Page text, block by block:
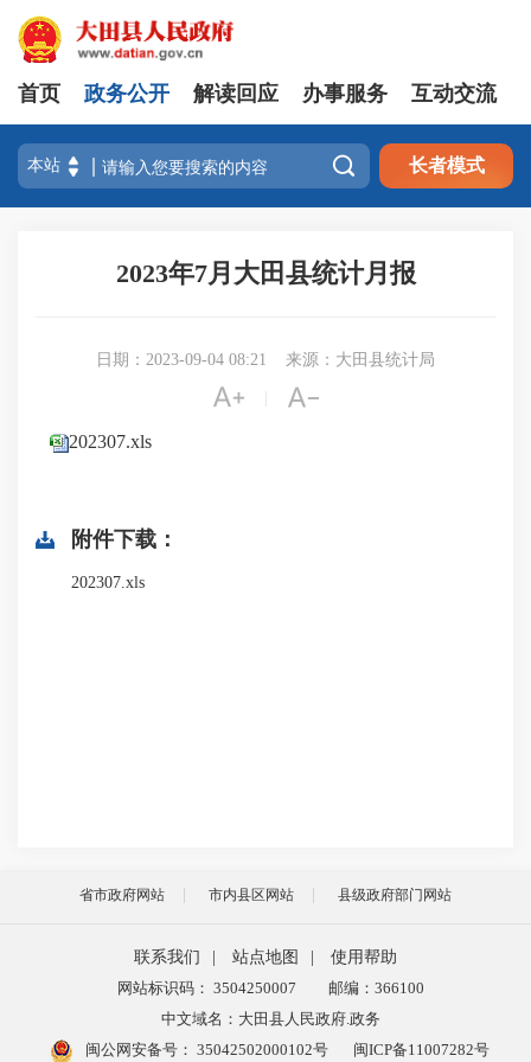
首页 政务公开 解读回应 办事服务 互动交流
 长者模式
2023年7月大田县统计月报
日期：2023-09-04 08:21 来源：大田县统计局
 
202307.xls
附件下载：
202307.xls
省市政府网站 市内县区网站 县级政府部门网站
联系我们 站点地图
使用帮助
网站标识码： 3504250007
邮编：366100
中文域名：大田县人民政府.政务
闽公网安备号： 35042502000102号 闽ICP备11007282号